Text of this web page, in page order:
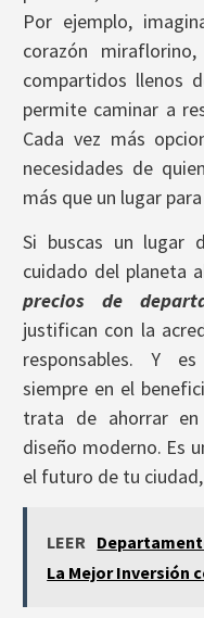
Por ejemplo,
corazón
compartidos llenos
permite caminar a
Cada vez más
necesidades de
más que un lugar
Si buscas un lugar
cuidado del planeta
precios de
justifican con la
responsables. Y
siempre en el
trata de ahorrar
diseño moderno. Es
el futuro de tu
LEER
La Mejor Inversión